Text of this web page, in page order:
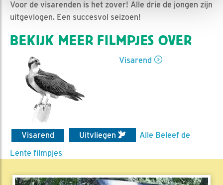
Voor de visarenden is het zover! Alle drie de jongen zijn
uitgevlogen. Een succesvol seizoen!
BEKIJK MEER FILMPJES OVER
Visarend
Visarend Uitvliegen
Alle Beleef de
Lente filmpjes